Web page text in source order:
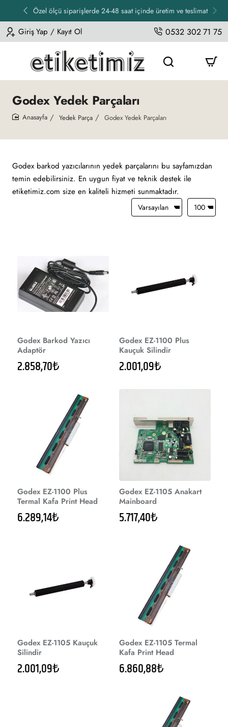
Özel ölçü siparişlerde 24-48 saat içinde üretim ve teslimat
Giriş Yap / Kayıt Ol 0532 302 71 75
Godex Yedek Parçaları
Yedek Parça Godex Yedek Parçaları
Godex barkod yazıcılarının yedek parçalarını bu sayfamızdan
temin edebilirsiniz. En uygun fiyat ve teknik destek ile
etiketimiz.com size en kaliteli hizmeti sunmaktadır.
Godex Barkod Yazıcı
Adaptör
2.858,70₺
Godex EZ-1100 Plus
Kauçuk Silindir
2.001,09₺
Godex EZ-1100 Plus
Termal Kafa Print Head
6.289,14₺
Godex EZ-1105 Anakart
Mainboard
5.717,40₺
Godex EZ-1105 Kauçuk
Silindir
2.001,09₺
Godex EZ-1105 Termal
Kafa Print Head
6.860,88₺